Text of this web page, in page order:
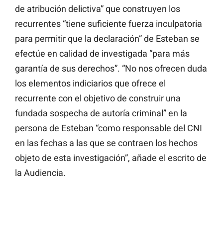
de atribución delictiva” que construyen los
recurrentes “tiene suficiente fuerza inculpatoria
para permitir que la declaración” de Esteban se
efectúe en calidad de investigada “para más
garantía de sus derechos”. “No nos ofrecen duda
los elementos indiciarios que ofrece el
recurrente con el objetivo de construir una
fundada sospecha de autoría criminal” en la
persona de Esteban “como responsable del CNI
en las fechas a las que se contraen los hechos
objeto de esta investigación”, añade el escrito de
la Audiencia.